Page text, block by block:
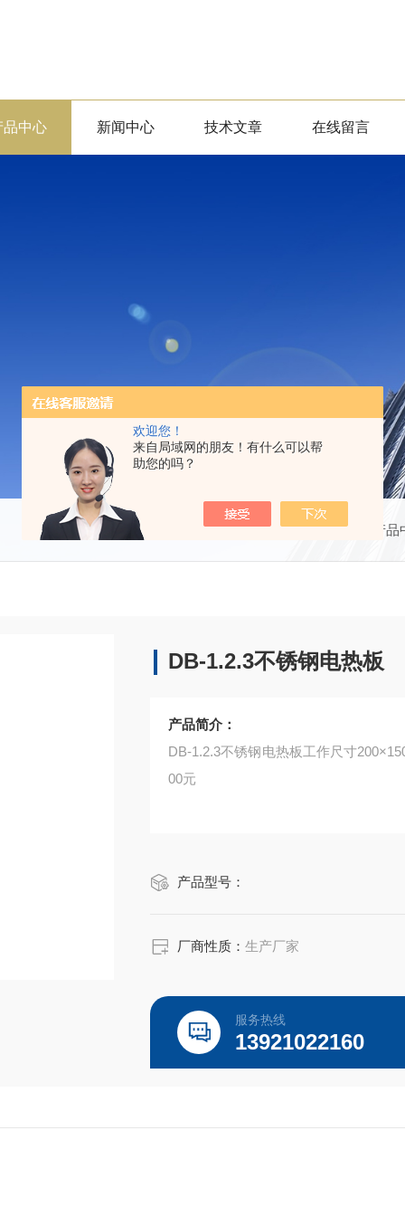
欢迎您！
来自局域网的朋友！有什么可以帮
助您的吗？
品中心 新闻中心 技术文章 在线留言
当前位置：首页 产
DB-1.2.3不锈钢电热板
产品简介：
DB-1.2.3不锈钢电热板工作尺寸
00元
产品型号：
厂商性质：生产厂家
服务热线
13921022160